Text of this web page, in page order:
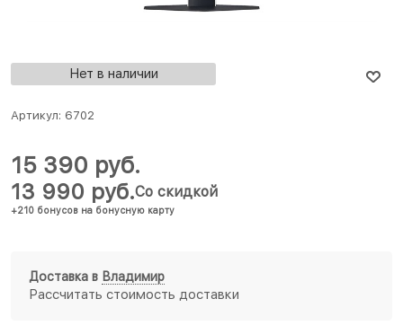
Нет в наличии
Артикул: 6702
13 990 руб.
+210 бонусов на бонусную карту
Со скидкой
15 390 руб.
Доставка в Владимир
Рассчитать стоимость доставки